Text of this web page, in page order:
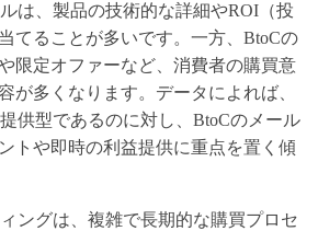
は、製品の技術的な詳細やROI（投
てることが多いです。一方、BtoCの
限定オファーなど、消費者の購買意
が多くなります。データによれば、
供型であるのに対し、BtoCのメール
トや即時の利益提供に重点を置く傾
ングは、複雑で長期的な購買プロセ